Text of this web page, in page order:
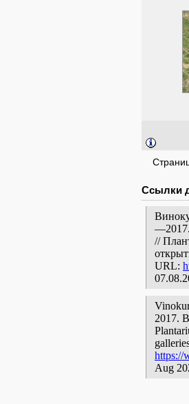
Ссылки
—2017.
//
URL:
2017.
https://
Aug